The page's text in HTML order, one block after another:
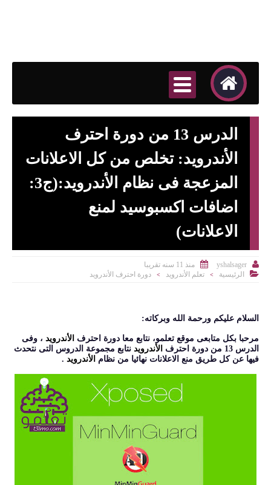
الدرس 13 من دورة احترف
الأندرويد: تخلص من كل الاعلانات
المزعجة فى نظام الأندرويد:(ج3:
اضافات اكسبوسيد لمنع
الاعلانات)

yshalsager

منذ 11 سنه تقريبا

الرئيسية > تعلم الأندرويد > دورة احترف الأندرويد
السلام عليكم ورحمة الله وبركاته:
مرحبا بكل متابعى موقع تعلمو، نتابع معا دورة احترف الأندرويد ، وفى
الدرس 13 من دورة احترف
الأندرويد نتابع مجموعة الدروس التى نتحدث
فيها عن كل طريق منع الاعلانات نهائيا من نظام الأندرويد .